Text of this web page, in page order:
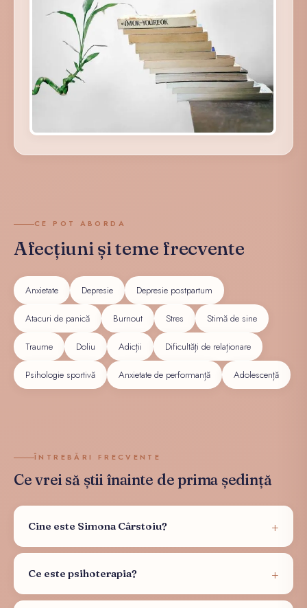
CE POT ABORDA
Afecțiuni și teme frecvente
Anxietate Depresie Depresie postpartum
Atacuri de panică Burnout Stres Stimă de sine
Traume Doliu Adicții Dificultăți de relaționare
Psihologie sportivă Anxietate de performanță Adolescență
ÎNTREBĂRI FRECVENTE
Ce vrei să știi înainte de prima ședință
Cine este Simona Cârstoiu?
Ce este psihoterapia?